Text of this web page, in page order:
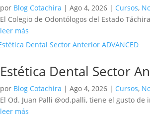
por Blog Cotachira | Ago 4, 2026 | Cursos,
El Colegio de Odontólogos del Estado
leer más
Estética Dental Sector
por Blog Cotachira | Ago 4, 2026 | Cursos,
El Od. Juan Palli @od.palli, tiene el gusto
leer más